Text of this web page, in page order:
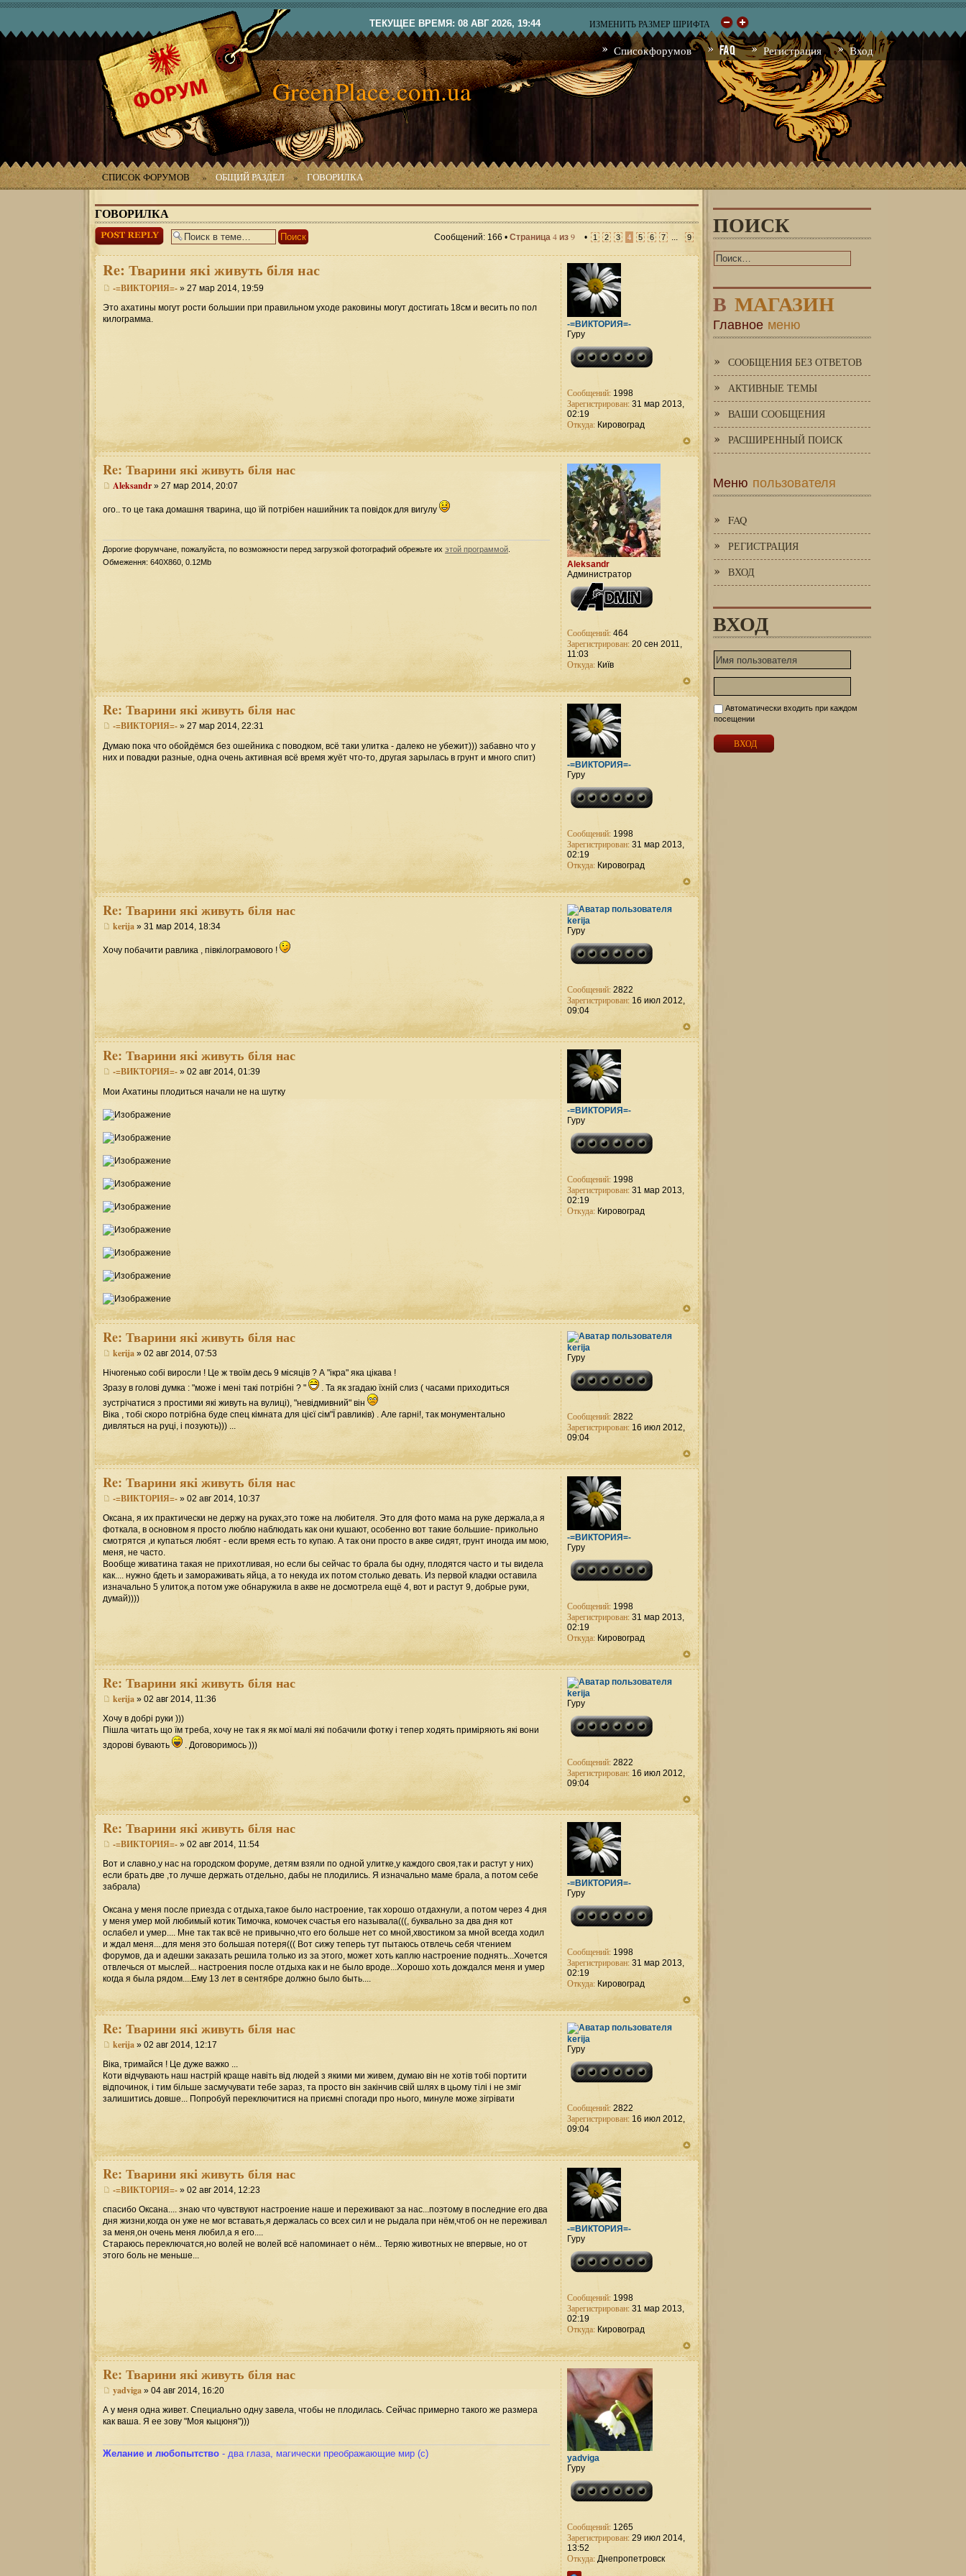
ТЕКУЩЕЕ ВРЕМЯ: 08 АВГ 2026, 19:44 ИЗМЕНИТЬ РАЗМЕР ШРИФТА
Список форумов FAQ Регистрация Вход
GreenPlace.com.ua
СПИСОК ФОРУМОВ » ОБЩИЙ РАЗДЕЛ » ГОВОРИЛКА
ГОВОРИЛКА
Ответить Сообщений: 166 • Страница 4 из 9 • 1 2 3 4 5 6 7 ... 9
Re: Тварини які живуть біля нас
-=ВИКТОРИЯ=- » 27 мар 2014, 19:59
Это ахатины могут рости большии при правильном уходе раковины могут достигать 18см и весить по пол
килограмма.
-=ВИКТОРИЯ=-
Гуру
Сообщений: 1998
Зарегистрирован: 31 мар 2013,
02:19
Откуда: Кировоград
Re: Тварини які живуть біля нас
Aleksandr » 27 мар 2014, 20:07
ого.. то це така домашня тварина, що їй потрібен нашийник та повідок для вигулу
Дорогие форумчане, пожалуйста, по возможности перед загрузкой фотографий обрежьте их этой программой
Обмеження: 640Х860, 0.12Mb
Aleksandr
Администратор
Сообщений: 464
Зарегистрирован: 20 сен 2011,
11:03
Откуда: Київ
Re: Тварини які живуть біля нас
-=ВИКТОРИЯ=- » 27 мар 2014, 22:31
Думаю пока что обойдёмся без ошейника с поводком, всё таки улитка - далеко не убежит))) забавно что у
них и повадки разные, одна очень активная всё время жуёт что-то, другая зарылась в грунт и много спит)
-=ВИКТОРИЯ=-
Гуру
Сообщений: 1998
Зарегистрирован: 31 мар 2013,
02:19
Откуда: Кировоград
Re: Тварини які живуть біля нас
kerija » 31 мар 2014, 18:34
Хочу побачити равлика , півкілограмового !
kerija
Гуру
Сообщений: 2822
Зарегистрирован: 16 июл 2012,
09:04
Re: Тварини які живуть біля нас
-=ВИКТОРИЯ=- » 02 авг 2014, 01:39
Мои Ахатины плодиться начали не на шутку
-=ВИКТОРИЯ=-
Гуру
Сообщений: 1998
Зарегистрирован: 31 мар 2013,
02:19
Откуда: Кировоград
Re: Тварини які живуть біля нас
kerija » 02 авг 2014, 07:53
Нічогенько собі виросли ! Це ж твоїм десь 9 місяців ? А "ікра" яка цікава !
Зразу в голові думка : "може і мені такі потрібні ? "
. Та як згадаю їхній слиз ( часами приходиться
зустрічатися з простими які живуть на вулиці), "невідмивний" він
Віка , тобі скоро потрібна буде спец кімната для цієї сім"Ї равликів) . Але гарні!, так монументально
дивляться на руці, і позують))) ...
kerija
Гуру
Сообщений: 2822
Зарегистрирован: 16 июл 2012,
09:04
Re: Тварини які живуть біля нас
-=ВИКТОРИЯ=- » 02 авг 2014, 10:37
Оксана, я их практически не держу на руках,это тоже на любителя. Это для фото мама на руке держала,а я
фоткала, в основном я просто люблю наблюдать как они кушают, особенно вот такие большие- прикольно
смотрятся ,и купаться любят - если время есть то купаю. А так они просто в акве сидят, грунт иногда им мою,
меня, не часто.
Вообще живатина такая не прихотливая, но если бы сейчас то брала бы одну, плодятся часто и ты видела
как.... нужно бдеть и замораживать яйца, а то некуда их потом столько девать. Из первой кладки оставила
изначально 5 улиток,а потом уже обнаружила в акве не досмотрела ещё 4, вот и растут 9, добрые руки,
думай))))
-=ВИКТОРИЯ=-
Гуру
Сообщений: 1998
Зарегистрирован: 31 мар 2013,
02:19
Откуда: Кировоград
Re: Тварини які живуть біля нас
kerija » 02 авг 2014, 11:36
Хочу в добрі руки )))
Пішла читать що їм треба, хочу не так я як мої малі які побачили фотку і тепер ходять приміряють які вони
здорові бувають
. Договоримось )))
kerija
Гуру
Сообщений: 2822
Зарегистрирован: 16 июл 2012,
09:04
Re: Тварини які живуть біля нас
-=ВИКТОРИЯ=- » 02 авг 2014, 11:54
Вот и славно,у нас на городском форуме, детям взяли по одной улитке,у каждого своя,так и растут у них)
если брать две ,то лучше держать отдельно, дабы не плодились. Я изначально маме брала, а потом себе
забрала)
Оксана у меня после приезда с отдыха,такое было настроение, так хорошо отдахнули, а потом через 4 дня
у меня умер мой любимый котик Тимочка, комочек счастья его называла(((, буквально за два дня кот
ослабел и умер.... Мне так так всё не привычно,что его больше нет со мной,хвостиком за мной всегда ходил
и ждал меня....для меня это большая потеря((( Вот сижу теперь тут пытаюсь отвлечь себя чтением
форумов, да и адешки заказать решила только из за этого, может хоть каплю настроение поднять...Хочется
отвлечься от мыслей... настроения после отдыха как и не было вроде...Хорошо хоть дождался меня и умер
когда я была рядом....Ему 13 лет в сентябре должно было быть....
-=ВИКТОРИЯ=-
Гуру
Сообщений: 1998
Зарегистрирован: 31 мар 2013,
02:19
Откуда: Кировоград
Re: Тварини які живуть біля нас
kerija » 02 авг 2014, 12:17
Віка, тримайся ! Це дуже важко ...
Коти відчувають наш настрій краще навіть від людей з якими ми живем, думаю він не хотів тобі портити
відпочинок, і тим більше засмучувати тебе зараз, та просто він закінчив свій шлях в цьому тілі і не зміг
залишитись довше... Попробуй переключитися на приємні спогади про нього, минуле може зігрівати
kerija
Гуру
Сообщений: 2822
Зарегистрирован: 16 июл 2012,
09:04
Re: Тварини які живуть біля нас
-=ВИКТОРИЯ=- » 02 авг 2014, 12:23
спасибо Оксана.... знаю что чувствуют настроение наше и переживают за нас...поэтому в последние его два
дня жизни,когда он уже не мог вставать,я держалась со всех сил и не рыдала при нём,чтоб он не переживал
за меня,он очень меня любил,а я его....
Стараюсь переключатся,но волей не волей всё напоминает о нём... Теряю животных не впервые, но от
этого боль не меньше...
-=ВИКТОРИЯ=-
Гуру
Сообщений: 1998
Зарегистрирован: 31 мар 2013,
02:19
Откуда: Кировоград
Re: Тварини які живуть біля нас
yadviga » 04 авг 2014, 16:20
А у меня одна живет. Специально одну завела, чтобы не плодилась. Сейчас примерно такого же размера
как ваша. Я ее зову "Моя кыцюня")))
Желание и любопытство - два глаза, магически преображающие мир (с)
yadviga
Гуру
Сообщений: 1265
Зарегистрирован: 29 июл 2014,
13:52
Откуда: Днепропетровск
ПОИСК
В МАГАЗИН
Главное меню
СООБЩЕНИЯ БЕЗ ОТВЕТОВ
АКТИВНЫЕ ТЕМЫ
ВАШИ СООБЩЕНИЯ
РАСШИРЕННЫЙ ПОИСК
Меню пользователя
FAQ
РЕГИСТРАЦИЯ
ВХОД
ВХОД
Автоматически входить при каждом
посещении